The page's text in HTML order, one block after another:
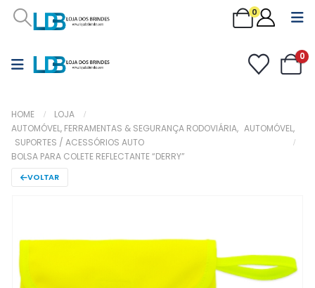
0
0
HOME
LOJA
AUTOMÓVEL, FERRAMENTAS & SEGURANÇA RODOVIÁRIA, AUTOMÓVEL,
SUPORTES / ACESSÓRIOS AUTO
BOLSA PARA COLETE REFLECTANTE “DERRY”
VOLTAR